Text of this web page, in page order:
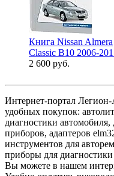
Книга Nissan Almera
Classic B10 2006-
2 600 руб.
Интернет-портал Легион-
удобных покупок:
диагностики автомобиля,
приборов, адаптеров
инструментов для
приборы для
Вы можете в нашем